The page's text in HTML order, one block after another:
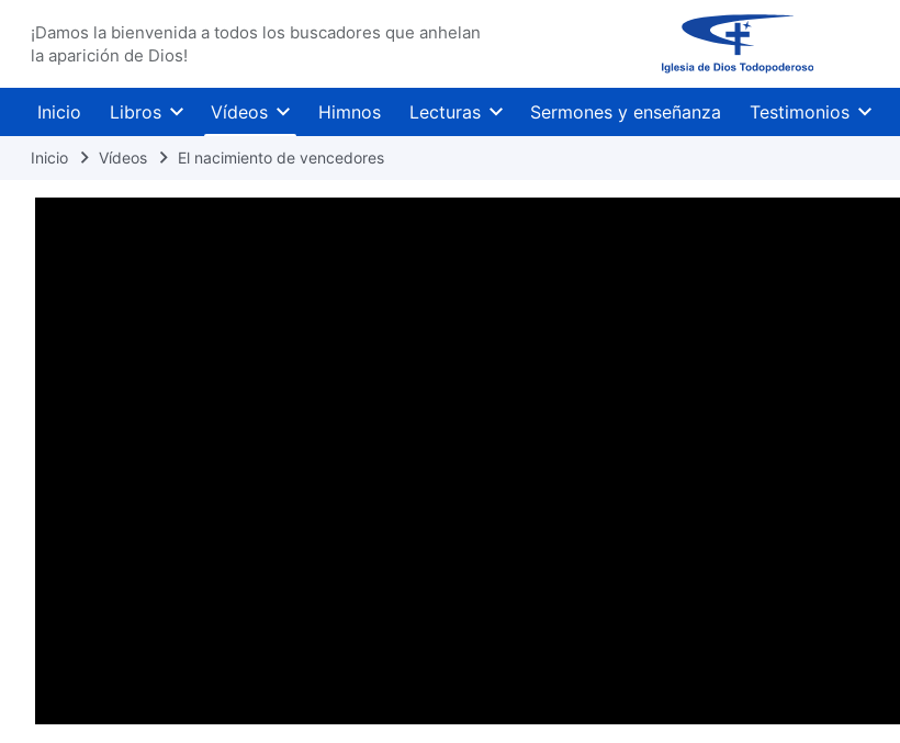
¡Damos la bienvenida a todos los buscadores que anhelan
la aparición de Dios!
Inicio Libros Vídeos Himnos Lecturas Sermones y enseñanza Testimonios
Inicio Vídeos El nacimiento de vencedores